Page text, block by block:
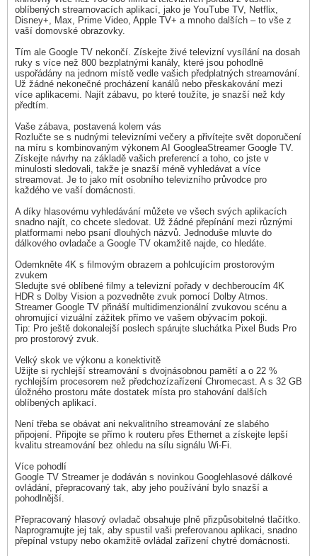
oblíbených streamovacích aplikací, jako je YouTube TV, Netflix,
Disney+, Max, Prime Video, Apple TV+ a mnoho dalších – to vše z
vaší domovské obrazovky.
Tím ale Google TV nekončí. Získejte živé televizní vysílání na dosah
ruky s více než 800 bezplatnými kanály, které jsou pohodlně
uspořádány na jednom místě vedle vašich předplatných streamování.
Už žádné nekonečné procházení kanálů nebo přeskakování mezi
více aplikacemi. Najít zábavu, po které toužíte, je snazší než kdy
předtím.
Vaše zábava, postavená kolem vás
Rozlučte se s nudnými televizními večery a přivítejte svět doporučení
na míru s kombinovaným výkonem AI GoogleaStreamer Google TV.
Získejte návrhy na základě vašich preferencí a toho, co jste v
minulosti sledovali, takže je snazší méně vyhledávat a více
streamovat. Je to jako mít osobního televizního průvodce pro
každého ve vaší domácnosti.
A díky hlasovému vyhledávání můžete ve všech svých aplikacích
snadno najít, co chcete sledovat. Už žádné přepínání mezi různými
platformami nebo psaní dlouhých názvů. Jednoduše mluvte do
dálkového ovladače a Google TV okamžitě najde, co hledáte.
Odemkněte 4K s filmovým obrazem a pohlcujícím prostorovým
zvukem
Sledujte své oblíbené filmy a televizní pořady v dechberoucím 4K
HDR s Dolby Vision a pozvedněte zvuk pomocí Dolby Atmos.
Streamer Google TV přináší multidimenzionální zvukovou scénu a
ohromující vizuální zážitek přímo ve vašem obývacím pokoji.
Tip: Pro ještě dokonalejší poslech spárujte sluchátka Pixel Buds Pro
pro prostorový zvuk.
Velký skok ve výkonu a konektivitě
Užijte si rychlejší streamování s dvojnásobnou pamětí a o 22 %
rychlejším procesorem než předchozízařízení Chromecast. A s 32 GB
úložného prostoru máte dostatek místa pro stahování dalších
oblíbených aplikací.
Není třeba se obávat ani nekvalitního streamování ze slabého
připojení. Připojte se přímo k routeru přes Ethernet a získejte lepší
kvalitu streamování bez ohledu na sílu signálu Wi-Fi.
Více pohodlí
Google TV Streamer je dodáván s novinkou Googlehlasové dálkové
ovládání, přepracovaný tak, aby jeho používání bylo snazší a
pohodlnější.
Přepracovaný hlasový ovladač obsahuje plně přizpůsobitelné tlačítko.
Naprogramujte jej tak, aby spustil vaši preferovanou aplikaci, snadno
přepínal vstupy nebo okamžitě ovládal zařízení chytré domácnosti.